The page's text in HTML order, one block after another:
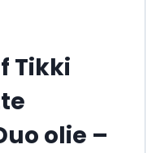
Tikki
olie –